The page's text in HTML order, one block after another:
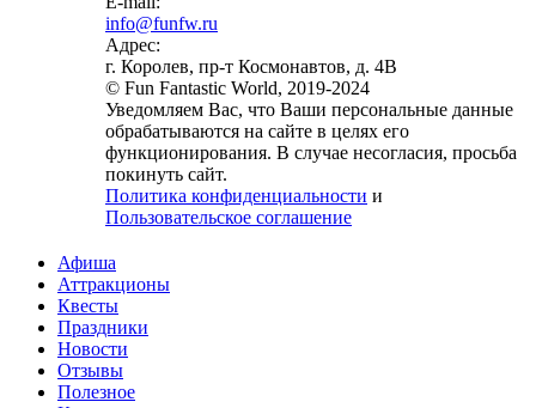
info@funfw.ru
Адрес:
г. Королев, пр-т Космонавтов, д. 4В
© Fun Fantastic World, 2019-2024
Уведомляем Вас, что Ваши персональные данные
обрабатываются на сайте в целях его
функционирования. В случае несогласия, просьба
покинуть сайт.
Политика конфиденциальности и
Пользовательское соглашение
Афиша
Аттракционы
Квесты
Праздники
Новости
Отзывы
Полезное